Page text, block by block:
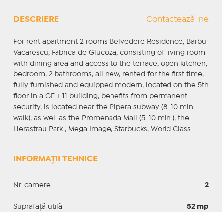
DESCRIERE Contactează-ne
For rent apartment 2 rooms Belvedere Residence, Barbu
Vacarescu, Fabrica de Glucoza, consisting of living room
with dining area and access to the terrace, open kitchen,
bedroom, 2 bathrooms, all new, rented for the first time,
fully furnished and equipped modern, located on the 5th
floor in a GF + 11 building, benefits from permanent
security, is located near the Pipera subway (8-10 min
walk), as well as the Promenada Mall (5-10 min.), the
Herastrau Park , Mega Image, Starbucks, World Class.
INFORMAȚII TEHNICE
Nr. camere 2
Suprafaţă utilă 52 mp